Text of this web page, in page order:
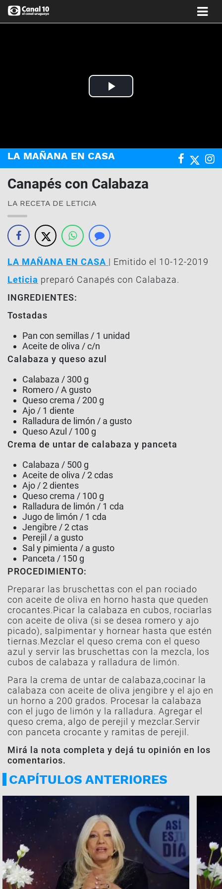
Play
LA MAÑANA EN CASA
Canapés con Calabaza
LA RECETA DE LETICIA
LA MAÑANA EN CASA | Emitido el 10-12-2019
Leticia preparó Canapés con Calabaza.
INGREDIENTES:
Tostadas
Pan con semillas / 1 unidad
Aceite de oliva / c/n
Calabaza y queso azul
Calabaza / 300 g
Romero / A gusto
Queso crema / 200 g
Ajo / 1 diente
Ralladura de limón / a gusto
Queso Azul / 100 g
Crema de untar de calabaza y panceta
Calabaza / 500 g
Aceite de oliva / 2 cdas
Ajo / 2 dientes
Queso crema / 100 g
Ralladura de limón / 1 cda
Jugo de limón / 1 cda
Jengibre / 2 ctas
Perejil / a gusto
Sal y pimienta / a gusto
Panceta / 150 g
PROCEDIMIENTO:
Preparar las bruschettas con el pan rociado
con aceite de oliva en horno hasta que queden
crocantes.Picar la calabaza en cubos, rociarlas
con aceite de oliva (si se desea romero y ajo
picado), salpimentar y hornear hasta que estén
tiernas.Mezclar el queso crema con el queso
azul y servir las bruschettas con la mezcla, los
cubos de calabaza y ralladura de limón.
Para la crema de untar de calabaza,cocinar la
calabaza con aceite de oliva jengibre y el ajo en
un horno a 200 grados. Procesar la calabaza
con el jugo de limón y la ralladura. Agregar el
queso crema, algo de perejil y mezclar.Servir
con panceta crocante y ramitas de perejil.
Mirá la nota completa y dejá tu opinión en los
comentarios.
CAPÍTULOS ANTERIORES